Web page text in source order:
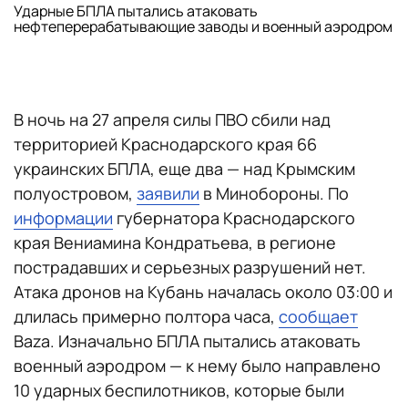
Ударные БПЛА пытались атаковать
нефтеперерабатывающие заводы и военный аэродром
В ночь на 27 апреля силы ПВО сбили над
территорией Краснодарского края 66
украинских БПЛА, еще два — над Крымским
полуостровом, заявили в Минобороны. По
информации губернатора Краснодарского
края Вениамина Кондратьева, в регионе
пострадавших и серьезных разрушений нет.
Атака дронов на Кубань началась около 03:00 и
длилась примерно полтора часа, сообщает
Baza. Изначально БПЛА пытались атаковать
военный аэродром — к нему было направлено
10 ударных беспилотников, которые были